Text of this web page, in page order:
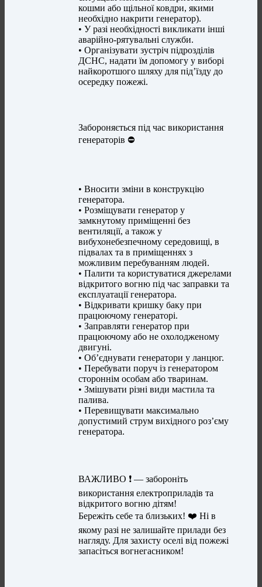
кошми або щільної ковдри, якими
необхідно накрити генератор).
• У разі необхідності викликати інші
аварійно-рятувальні служби.
• Організувати зустріч підрозділів
ДСНС, надати їм допомогу у виборі
найкоротшого шляху для під’їзду до
осередку пожежі.
Забороняється під час використання
генераторів ⛔
• Вносити зміни в конструкцію
генератора.
• Розміщувати генератор у
замкнутому приміщенні без
вентиляції, а також у
вибухонебезпечному середовищі, в
підвалах та в приміщеннях з
можливим перебуванням людей.
• Палити та користуватися джерелами
відкритого вогню під час заправки та
експлуатації генератора.
• Відкривати кришку баку при
працюючому генераторі.
• Заправляти генератор при
працюючому або не охолодженому
двигуні.
• Об’єднувати генератори у ланцюг.
• Перебувати поруч із генератором
стороннім особам або тваринам.
• Змішувати різні види мастила та
палива.
• Перевищувати максимально
допустимий струм вихідного роз’єму
генератора.
ВАЖЛИВО ❗ — забороніть
використання електроприладів та
відкритого вогню дітям!
Бережіть себе та близьких! ❤️ Ні в
якому разі не залишайте прилади без
нагляду. Для захисту оселі від пожежі
запасіться вогнегасником!